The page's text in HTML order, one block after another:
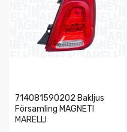
714081590202 Bakljus
Församling MAGNETI
MARELLI